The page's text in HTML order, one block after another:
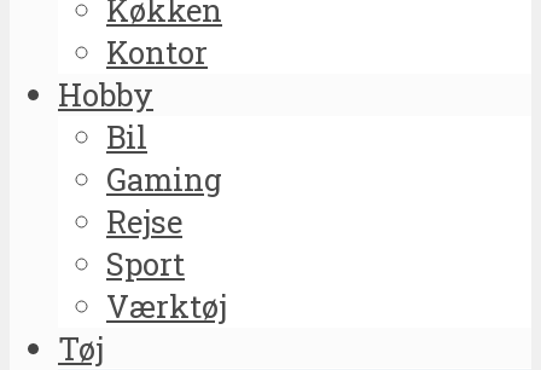
Køkken
Kontor
Hobby
Bil
Gaming
Rejse
Sport
Værktøj
Tøj